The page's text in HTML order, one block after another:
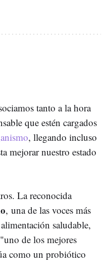
tanto a la hora
que estén cargados
, llegando incluso
mejorar nuestro estado
La reconocida
, una de las voces más
saludable,
de los mejores
como un probiótico